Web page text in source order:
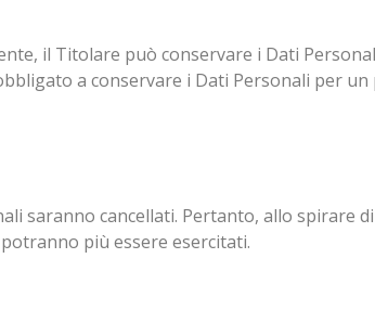
il Titolare può conservare i Dati
a conservare i Dati Personali per
saranno cancellati. Pertanto, allo spirare
più essere esercitati.